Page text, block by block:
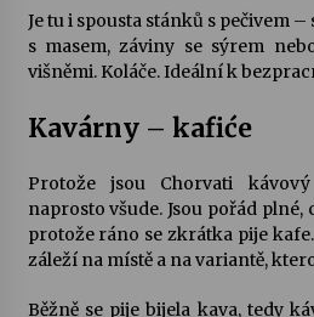
Je tu i spousta stánků s pečivem
s masem, záviny se sýrem
višněmi. Koláče. Ideální k
Kavárny – kafiće
Protože jsou Chorvati
naprosto všude. Jsou pořád
protože ráno se zkrátka pije
záleží na místě a na variantě,
Běžně se pije bijela kava, tedy